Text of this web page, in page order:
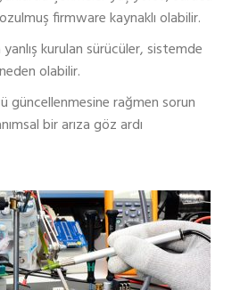
firmware kaynaklı olabilir.
kurulan sürücüler, sistemde
olabilir.
güncellenmesine rağmen sorun
bir arıza göz ardı